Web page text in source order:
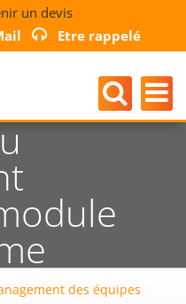
un devis
Etre rappelé
des équipes